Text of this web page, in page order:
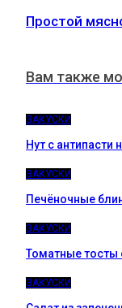
Простой
Вам также
ЗАКУСКИ
Нут с антипасти
ЗАКУСКИ
Печёночные
ЗАКУСКИ
Томатные тосты
ЗАКУСКИ